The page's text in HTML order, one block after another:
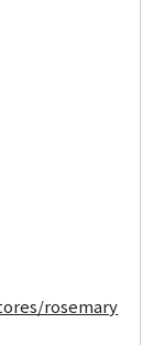
rosemary